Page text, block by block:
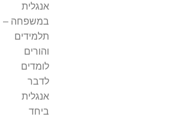
אנגלית
במשפחה –
תלמידים
והורים
לומדים
לדבר
אנגלית
ביחד